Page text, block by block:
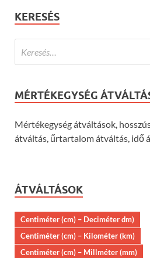
KERESÉS
MÉRTÉKEGYSÉG
Mértékegység átváltások,
átváltás, űrtartalom átváltás, idő
ÁTVÁLTÁSOK
Centiméter (cm) – Deciméter dm)
Centiméter (cm) – Kilométer (km)
Centiméter (cm) – Millméter (mm)